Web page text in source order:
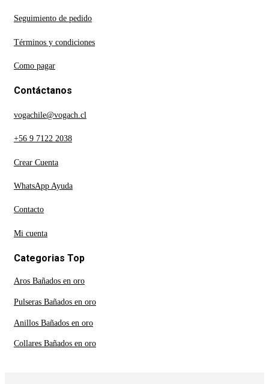
Seguimiento de pedido
Términos y condiciones
Como pagar
Contáctanos
vogachile@vogach.cl
+56 9 7122 2038
Crear Cuenta
WhatsApp Ayuda
Contacto
Mi cuenta
Categorias Top
Aros Bañados en oro
Pulseras Bañados en oro
Anillos Bañados en oro
Collares Bañados en oro